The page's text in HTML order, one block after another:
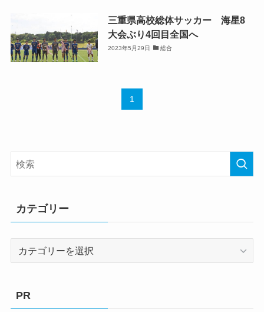
三重県高校総体サッカー 海星8
大会ぶり4回目全国へ
2023年5月29日 総合
1
カテゴリー
PR